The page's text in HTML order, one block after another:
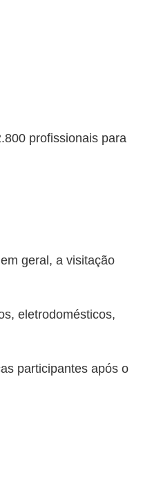
profissionais para
geral, a visitação
eletrodomésticos,
participantes após o